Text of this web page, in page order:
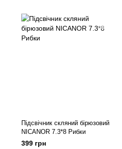
Підсвічник скляний бірюзовий
NICANOR 7.3*8 Рибки
399 грн